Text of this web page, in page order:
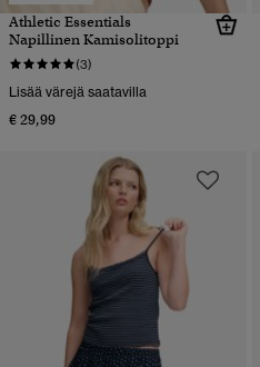
Athletic Essentials
Napillinen Kamisolitoppi
(3)
Lisää värejä saatavilla
€ 29,99